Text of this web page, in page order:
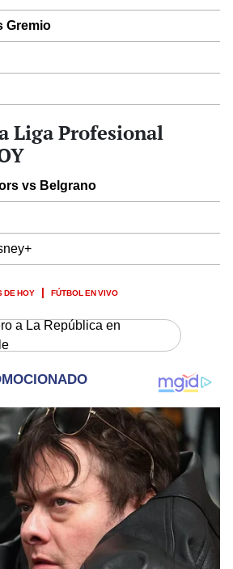
Gremio
Liga Profesional
vs Belgrano
DE HOY FÚTBOL EN VIVO
a La República en